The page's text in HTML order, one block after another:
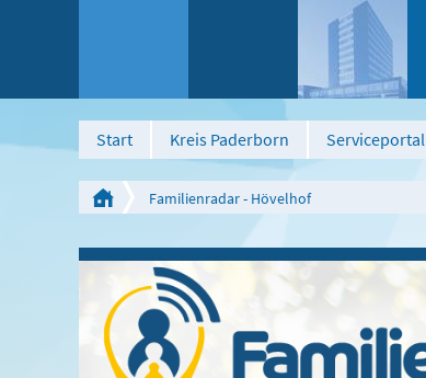
Start Kreis Paderborn Serviceportal
Familienradar - Hövelhof